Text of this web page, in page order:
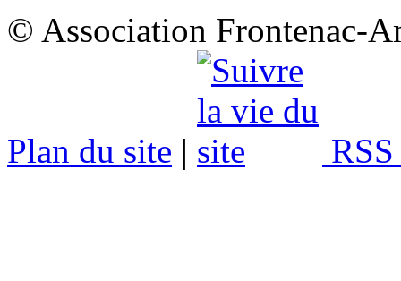
© Association Frontenac-
Plan du site |